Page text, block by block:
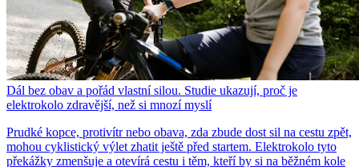
Dál bez obav a pořád vlastní silou. Studie ukazují, proč je
elektrokolo zdravější, než si mnozí myslí
Prudké kopce, protivítr nebo obava, zda zbude dost sil na cestu zpět,
mohou cyklistický výlet zhatit ještě před startem. Elektrokolo tyto
překážky zmenšuje a otevírá cestu i těm, kteří by si na běžném kole